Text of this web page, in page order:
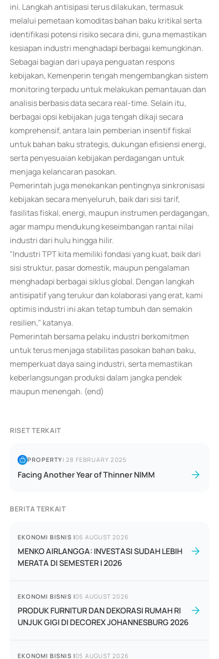
ini. Langkah antisipasi terus dilakukan, termasuk
melalui pemetaan komoditas bahan baku kritikal serta
identifikasi potensi risiko secara dini, guna memastikan
kesiapan industri menghadapi berbagai kemungkinan.
Sebagai bagian dari upaya penguatan respons
kebijakan, Kemenperin tengah mengembangkan sistem
monitoring terpadu untuk melakukan pemantauan dan
analisis berbasis data secara real-time. Selain itu,
berbagai opsi kebijakan juga tengah dikaji secara
komprehensif, antara lain pemberian insentif fiskal
untuk bahan baku strategis, dukungan efisiensi energi,
serta penyesuaian kebijakan perdagangan untuk
menjaga kelancaran pasokan.
Pemerintah juga menekankan pentingnya sinkronisasi
kebijakan secara menyeluruh, baik dari sisi tarif,
fasilitas fiskal, energi, maupun instrumen perdagangan,
agar mampu mendukung keseimbangan rantai nilai
industri dari hulu hingga hilir.
"Industri TPT kita memiliki fondasi yang kuat, baik dari
sisi struktur, pasar domestik, maupun pengalaman
menghadapi berbagai siklus global. Dengan langkah
antisipatif yang terukur dan kolaborasi yang erat, kami
optimis industri ini akan tetap tumbuh dan semakin
resilien," katanya.
Pemerintah bersama pelaku industri berkomitmen
untuk terus menjaga stabilitas pasokan bahan baku,
memperkuat daya saing industri, serta memastikan
keberlangsungan produksi dalam jangka pendek
maupun menengah. (end)
RISET TERKAIT
PROPERTY|28 FEBRUARY 2025
Facing Another Year of Thinner NIMM
BERITA TERKAIT
EKONOMI BISNIS |06 AUGUST 2026
MENKO AIRLANGGA: INVESTASI SUDAH LEBIH
MERATA DI SEMESTER I 2026
EKONOMI BISNIS |05 AUGUST 2026
PRODUK FURNITUR DAN DEKORASI RUMAH RI
UNJUK GIGI DI DECOREX JOHANNESBURG 2026
EKONOMI BISNIS |05 AUGUST 2026